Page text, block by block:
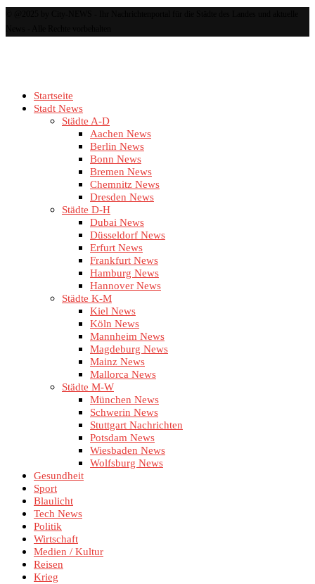
Startseite
Stadt News
Städte A-D
Aachen News
Berlin News
Bonn News
Bremen News
Chemnitz News
Dresden News
Städte D-H
Dubai News
Düsseldorf News
Erfurt News
Frankfurt News
Hamburg News
Hannover News
Städte K-M
Kiel News
Köln News
Mannheim News
Magdeburg News
Mainz News
Mallorca News
Städte M-W
München News
Schwerin News
Stuttgart Nachrichten
Potsdam News
Wiesbaden News
Wolfsburg News
Gesundheit
Sport
Blaulicht
Tech News
Politik
Wirtschaft
Medien / Kultur
Reisen
Krieg